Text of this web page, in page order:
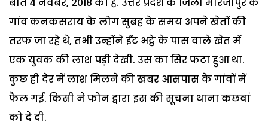
गांव कनकसराय के लोग सुबह के समय अपने खेतों की
तरफ जा रहे थे, तभी उन्होंने ईंट भट्ठे के पास वाले खेत में
एक युवक की लाश पड़ी देखी. उस का सिर फटा हुआ था.
कुछ ही देर में लाश मिलने की खबर आसपास के गांवों में
फैल गई. किसी ने फोन द्वारा इस की सूचना थाना कछवां
को दे दी.